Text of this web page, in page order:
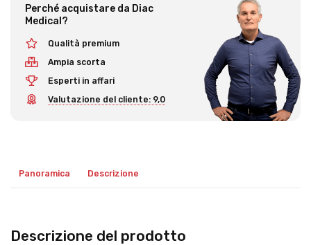
Perché acquistare da Diac
Medical?
Qualità premium
Ampia scorta
Esperti in affari
Valutazione del cliente: 9,0
Panoramica Descrizione
Descrizione del prodotto